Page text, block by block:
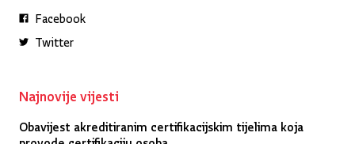
Facebook
Twitter
Najnovije vijesti
Obavijest akreditiranim certifikacijskim tijelima koja
provode certifikaciju osoba